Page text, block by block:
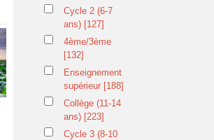
Cycle 2 (6-7
ans) [127]
4ème/3ème
[132]
Enseignement
supérieur [188]
Collège (11-14
ans) [223]
Cycle 3 (8-10